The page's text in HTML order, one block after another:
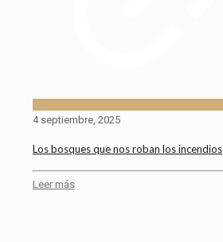
4 septiembre, 2025
Los bosques que nos roban los incendios
Leer más